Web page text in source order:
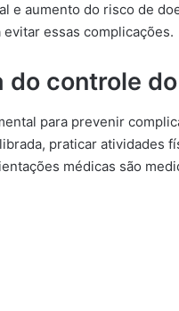
e aumento do risco de
essas complicações.
do controle
para prevenir
praticar atividades
médicas são